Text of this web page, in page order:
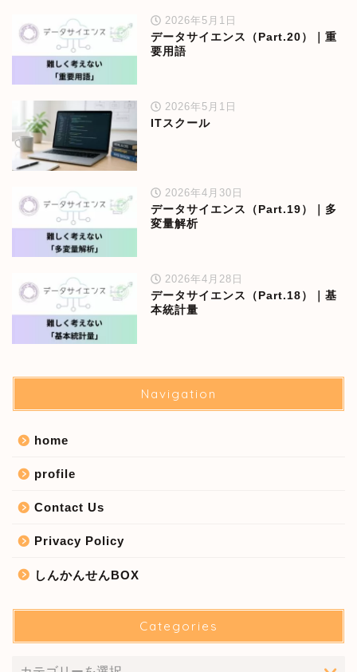
2026年5月1日
データサイエンス（Part.20）｜重
要用語
2026年5月1日
ITスクール
2026年4月30日
データサイエンス（Part.19）｜多
変量解析
2026年4月28日
データサイエンス（Part.18）｜基
本統計量
Navigation
home
profile
Contact Us
Privacy Policy
しんかんせんBOX
Categories